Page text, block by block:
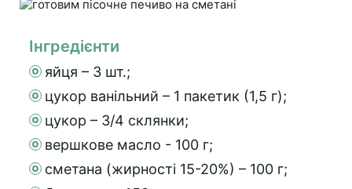
Інгредієнти
яйця – 3 шт.;
цукор ванільний – 1 пакетик (1,5 г);
цукор – 3/4 склянки;
вершкове масло - 100 г;
сметана (жирності 15-20%) – 100 г;